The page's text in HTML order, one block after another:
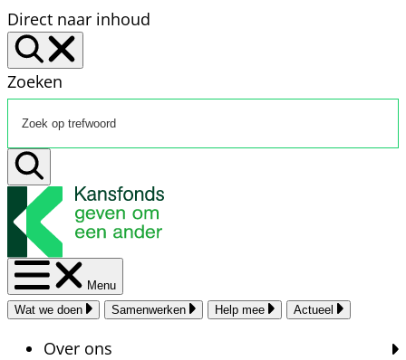
Direct naar inhoud
Zoeken
Menu
Wat we doen
Samenwerken Help mee Actueel
Over ons